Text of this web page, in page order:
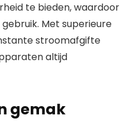
te bieden, waardoor
Met superieure
stroomafgifte
altijd
gemak